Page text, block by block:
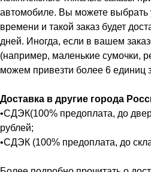
автомобиле. Вы можете выбрать
времени и такой заказ будет
дней. Иногда, если в вашем
(например, маленькие сумочки,
можем привезти более 6 единиц
Доставка в другие города
•СДЭК(100% предоплата, до
рублей;
•СДЭК (100% предоплата, до